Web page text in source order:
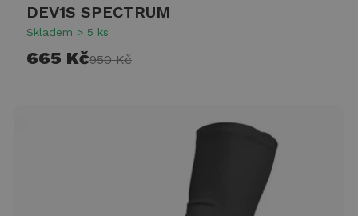
DEV1S SPECTRUM
Skladem > 5 ks
665 Kč950 Kč